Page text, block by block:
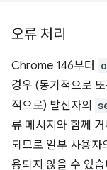
오류 처리
Chrome 146부터
경우 (동기적으로
적으로) 발신자의
류 메시지와 함께
되므로 일부 사용자
용되지 않을 수 있